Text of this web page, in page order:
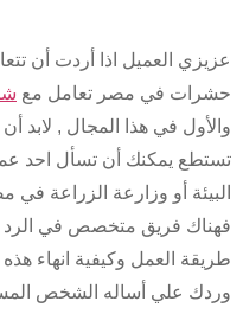
العميل اذا أردت أن
في مصر تعامل مع شركة
في هذا المجال , لابد أن
يمكنك أن تسأل احد
أو وزارعة الزراعة في مصر
فريق متخصص في الرد علي
العمل وكيفية انهاء هذه
علي أساله الشخص المسئول